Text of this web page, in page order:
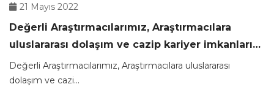
21 Mayıs 2022
Değerli Araştırmacılarımız, Araştırmacılara
uluslararası dolaşım ve cazip kariyer imkanları
sunan Marie Sklodowska Curie Alanı (MSCA)
Doktora Sonrası Burslar (Postdoctoral
Değerli Araştırmacılarımız, Araştırmacılara uluslararası
dolaşım ve cazi...